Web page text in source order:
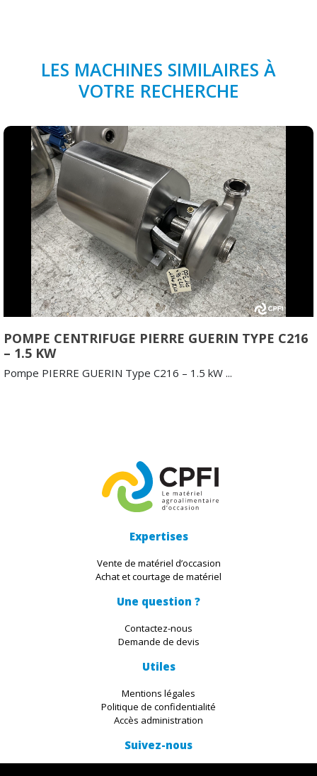
LES MACHINES SIMILAIRES À
VOTRE RECHERCHE
POMPE CENTRIFUGE PIERRE GUERIN TYPE C216
– 1.5 KW
Pompe PIERRE GUERIN Type C216 – 1.5 kW ...
Expertises
Vente de matériel d’occasion
Achat et courtage de matériel
Une question ?
Contactez-nous
Demande de devis
Utiles
Mentions légales
Politique de confidentialité
Accès administration
Suivez-nous